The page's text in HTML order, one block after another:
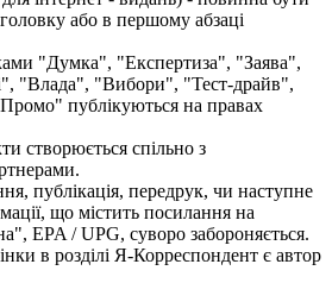
або в першому абзаці
"Думка", "Експертиза", "Заява",
"Влада", "Вибори", "Тест-драйв",
публікуються на правах
створюється спільно з
публікація, передрук, чи наступне
що містить посилання на
EPA / UPG, суворо забороняється.
в розділі Я-Корреспондент є автор